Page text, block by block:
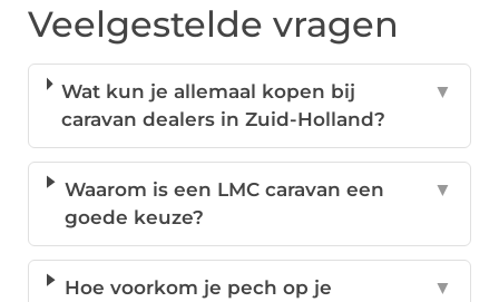
Veelgestelde vragen
Wat kun je allemaal kopen bij
caravan dealers in Zuid-Holland?
▼
Waarom is een LMC caravan een
goede keuze?
▼
Hoe voorkom je pech op je
▼